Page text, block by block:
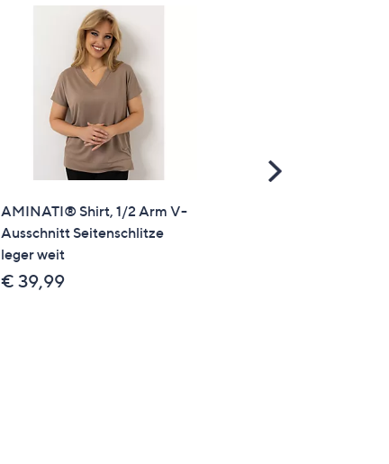
AMINATI® Shirt, 1/2 Arm V-
Ausschnitt Seitenschlitze
leger weit
€ 39,99
Scroll